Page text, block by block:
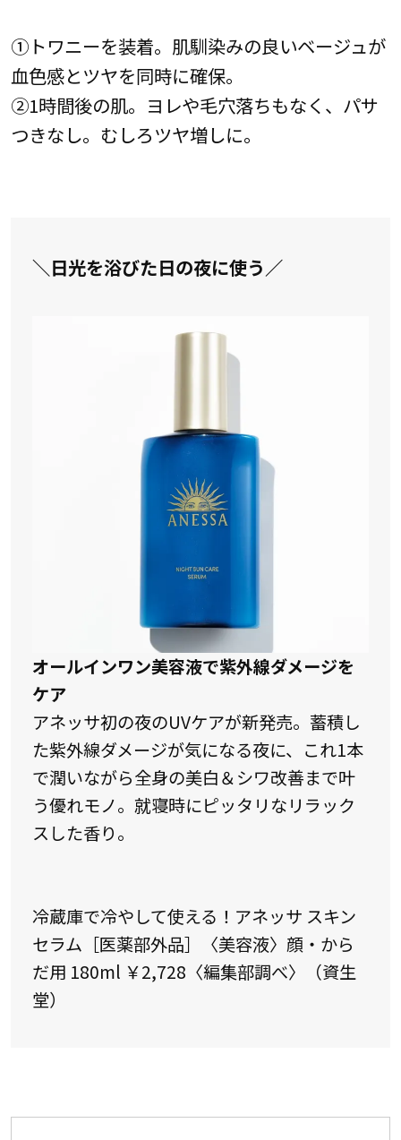
①トワニーを装着。肌馴染みの良いベージュが
血色感とツヤを同時に確保。
②1時間後の肌。ヨレや毛穴落ちもなく、パサ
つきなし。むしろツヤ増しに。
＼日光を浴びた日の夜に使う／
オールインワン美容液で紫外線ダメージを
ケア
アネッサ初の夜のUVケアが新発売。蓄積し
た紫外線ダメージが気になる夜に、これ1本
で潤いながら全身の美白＆シワ改善まで叶
う優れモノ。就寝時にピッタリなリラック
スした香り。
冷蔵庫で冷やして使える！アネッサ スキン
セラム［医薬部外品］〈美容液〉顔・から
だ用 180ml ￥2,728〈編集部調べ〉（資生
堂）